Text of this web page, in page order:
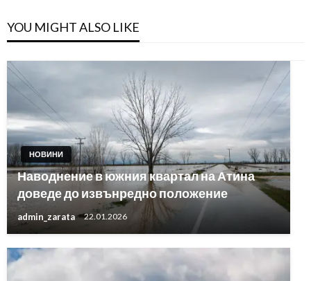
YOU MIGHT ALSO LIKE
НОВИНИ
Наводнение в южния квартал на Атина
доведе до извънредно положение
admin_zarata 22.01.2026